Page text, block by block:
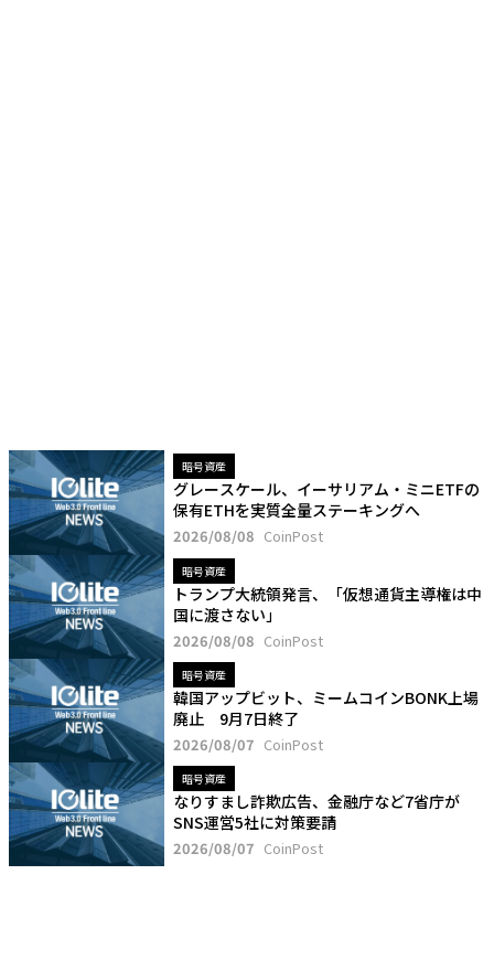
暗号資産
グレースケール、イーサリアム・ミニETFの
保有ETHを実質全量ステーキングへ
2026/08/08 CoinPost
暗号資産
トランプ大統領発言、「仮想通貨主導権は中
国に渡さない」
2026/08/08 CoinPost
暗号資産
韓国アップビット、ミームコインBONK上場
廃止 9月7日終了
2026/08/07 CoinPost
暗号資産
なりすまし詐欺広告、金融庁など7省庁が
SNS運営5社に対策要請
2026/08/07 CoinPost